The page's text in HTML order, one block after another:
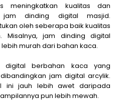
meningkatkan kualitas dan
jam dinding digital masjid.
oleh seberapa baik kualitas
Misalnya, jam dinding digital
murah dari bahan kaca.
berbahan kaca yang
jam digital arcylik.
ini jauh lebih awet daripada
pun lebih mewah.